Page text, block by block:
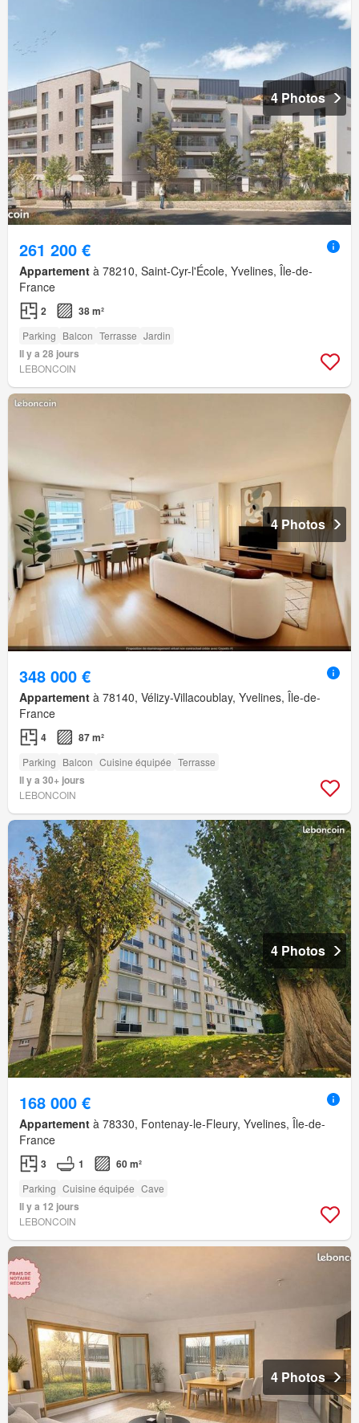
4 Photos
261 200 €
Appartement à 78210, Saint-Cyr-l'École, Yvelines, Île-de-
France
2 38 m²
Parking Balcon Terrasse Jardin
Il y a 28 jours
LEBONCOIN
4 Photos
348 000 €
Appartement à 78140, Vélizy-Villacoublay, Yvelines, Île-de-
France
4 87 m²
Parking Balcon Cuisine équipée Terrasse
Il y a 30+ jours
LEBONCOIN
4 Photos
168 000 €
Appartement à 78330, Fontenay-le-Fleury, Yvelines, Île-de-
France
3 1 60 m²
Parking Cuisine équipée Cave
Il y a 12 jours
LEBONCOIN
4 Photos